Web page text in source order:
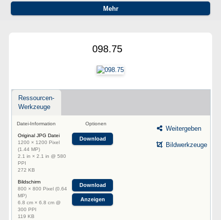
098.75
Ressourcen-
Werkzeuge
Datei-Information Optionen
Original JPG Datei
1200 × 1200 Pixel
(1.44 MP)
2.1 in × 2.1 in @ 580
PPI
272 KB
Download
Bildschirm
800 × 800 Pixel (0.64
MP)
6.8 cm × 6.8 cm @
300 PPI
119 KB
Download
Anzeigen
Weitergeben
Bildwerkzeuge